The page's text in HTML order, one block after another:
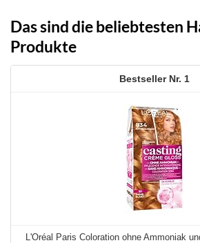
Das sind die beliebtesten
Produkte
1
L'Oréal Paris Coloration ohne Ammoniak